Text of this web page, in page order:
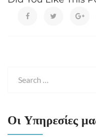
Οι Υπηρεσίες